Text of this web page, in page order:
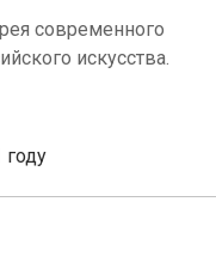
современного
искусства.